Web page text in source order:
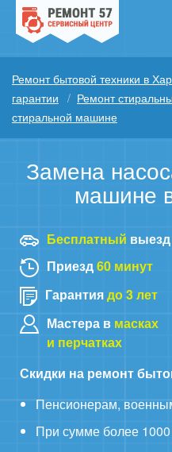
Ремонт бытовой техники в
гарантии
Ремонт
стиральной машине
Замена
машине
Бесплатный выезд
Приезд60 минут
Гарантиядо 3 лет
Мастера в масках
и перчатках
Скидки на ремонт
Пенсионерам,
При сумме более 1000